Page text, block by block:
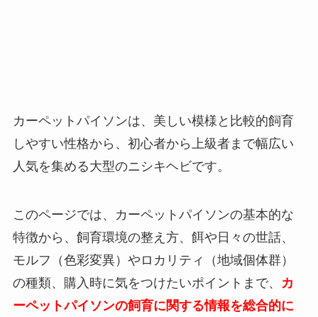
カーペットパイソンは、美しい模様と比較的飼育
しやすい性格から、初心者から上級者まで幅広い
人気を集める大型のニシキヘビです。
このページでは、カーペットパイソンの基本的な
特徴から、飼育環境の整え方、餌や日々の世話、
モルフ（色彩変異）やロカリティ（地域個体群）
の種類、購入時に気をつけたいポイントまで、
カ
ーペットパイソンの飼育に関する情報を総合的に